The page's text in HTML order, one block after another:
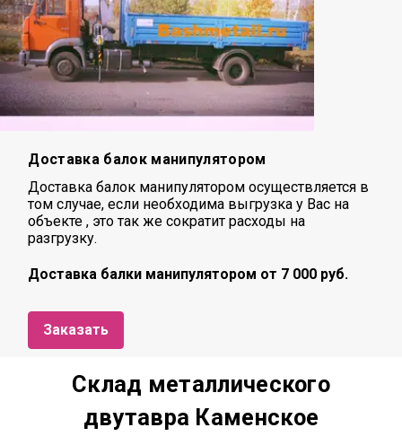
Доставка балок манипулятором
Доставка балок манипулятором осуществляется в
том случае, если необходима выгрузка у Вас на
объекте , это так же сократит расходы на
разгрузку.
Доставка балки манипулятором от 7 000 руб.
Заказать
Склад металлического
двутавра Каменское